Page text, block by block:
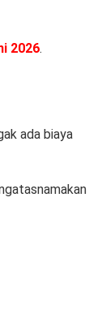
2026.
ada biaya